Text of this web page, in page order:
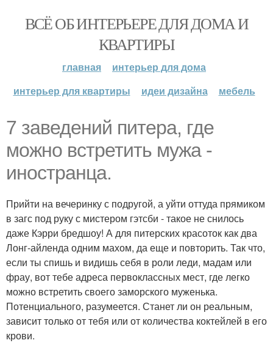
ВСЁ ОБ ИНТЕРЬЕРЕ ДЛЯ ДОМА И
КВАРТИРЫ
главная
интерьер для дома
интерьер для квартиры
идеи дизайна мебель
7 заведений питера, где
можно встретить мужа -
иностранца.
Прийти на вечеринку с подругой, а уйти оттуда прямиком
в загс под руку с мистером гэтсби - такое не снилось
даже Кэрри бредшоу! А для питерских красоток как два
Лонг-айленда одним махом, да еще и повторить. Так что,
если ты спишь и видишь себя в роли леди, мадам или
фрау, вот тебе адреса первоклассных мест, где легко
можно встретить своего заморского муженька.
Потенциального, разумеется. Станет ли он реальным,
зависит только от тебя или от количества коктейлей в его
крови.